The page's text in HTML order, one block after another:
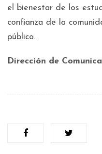
el bienestar de los
confianza de la
público.
Dirección de